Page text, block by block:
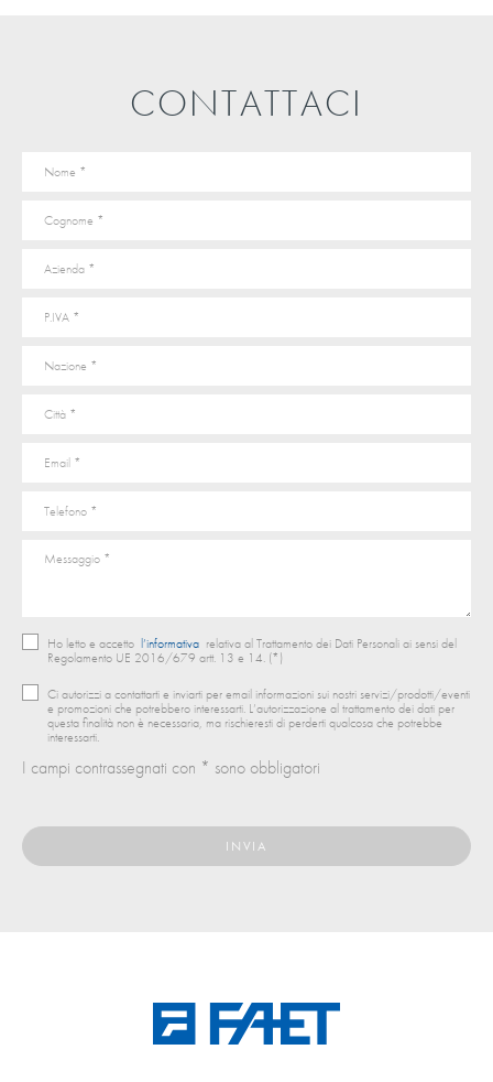
CONTATTACI
Ho letto e accetto l’informativa relativa al Trattamento dei Dati Personali ai sensi del
Regolamento UE 2016/679 artt. 13 e 14. (*)
Ci autorizzi a contattarti e inviarti per email informazioni sui nostri servizi/prodotti/eventi
e promozioni che potrebbero interessarti. L’autorizzazione al trattamento dei dati per
questa finalità non è necessaria, ma rischieresti di perderti qualcosa che potrebbe
interessarti.
I campi contrassegnati con * sono obbligatori